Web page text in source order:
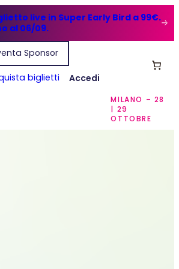
live in Super Early Bird a 99€.
al 06/09.
Sponsor
biglietti Accedi
MILANO – 28
| 29
OTTOBRE